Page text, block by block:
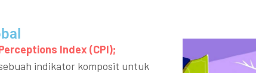
Index (CPI);
indikator komposit untuk